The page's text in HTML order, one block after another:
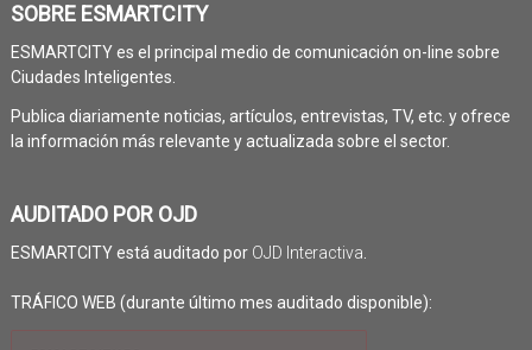
SOBRE ESMARTCITY
ESMARTCITY es el principal medio de comunicación on-line sobre
Ciudades Inteligentes.
Publica diariamente noticias, artículos, entrevistas, TV, etc. y ofrece
la información más relevante y actualizada sobre el sector.
AUDITADO POR OJD
ESMARTCITY está auditado por OJD Interactiva
TRÁFICO WEB (durante último mes auditado disponible):